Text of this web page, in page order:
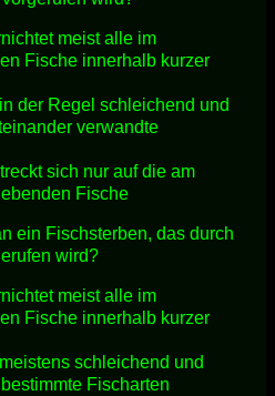
meist alle im
Fische innerhalb kurzer
der Regel schleichend und
verwandte
sich nur auf die am
Fische
ein Fischsterben, das durch
wird?
meist alle im
Fische innerhalb kurzer
schleichend und
Fischarten